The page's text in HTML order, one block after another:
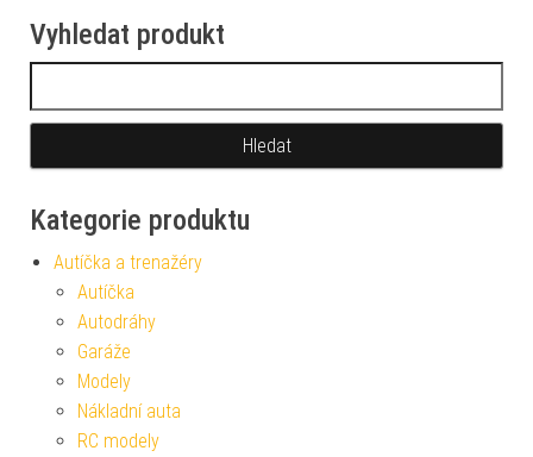
Vyhledat produkt
Kategorie produktu
Autíčka a trenažéry
Autíčka
Autodráhy
Garáže
Modely
Nákladní auta
RC modely